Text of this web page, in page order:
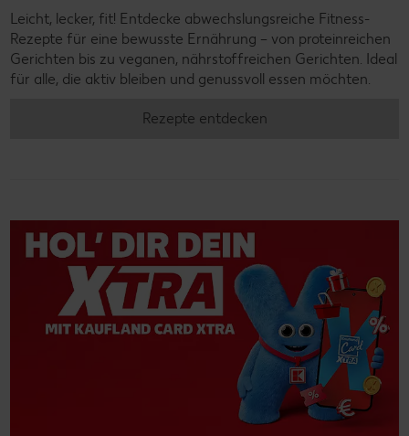
Leicht, lecker, fit! Entdecke abwechslungsreiche Fitness-
Rezepte für eine bewusste Ernährung – von proteinreichen
Gerichten bis zu veganen, nährstoffreichen Gerichten. Ideal
für alle, die aktiv bleiben und genussvoll essen möchten.
Rezepte entdecken